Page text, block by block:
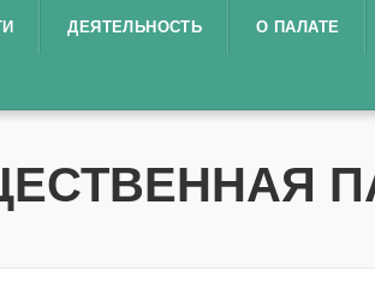
ДЕЯТЕЛЬНОСТЬ О ПАЛАТЕ